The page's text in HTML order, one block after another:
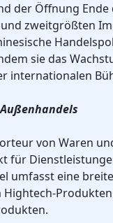
der Öffnung Ende
zweitgrößten
sie das
internationalen
von Waren
für
umfasst eine